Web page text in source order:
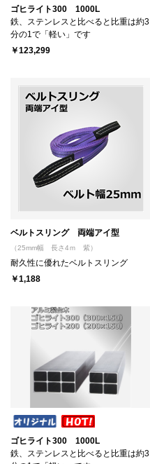
ゴヒライト300 1000L
鉄、ステンレスと比べると比重は約3
分の1で「軽い」です
￥123,299
ベルトスリング 両端アイ型
（25mm幅 長さ4ｍ 紫）
耐久性に優れたベルトスリング
￥1,188
ゴヒライト300 1000L
鉄、ステンレスと比べると比重は約3